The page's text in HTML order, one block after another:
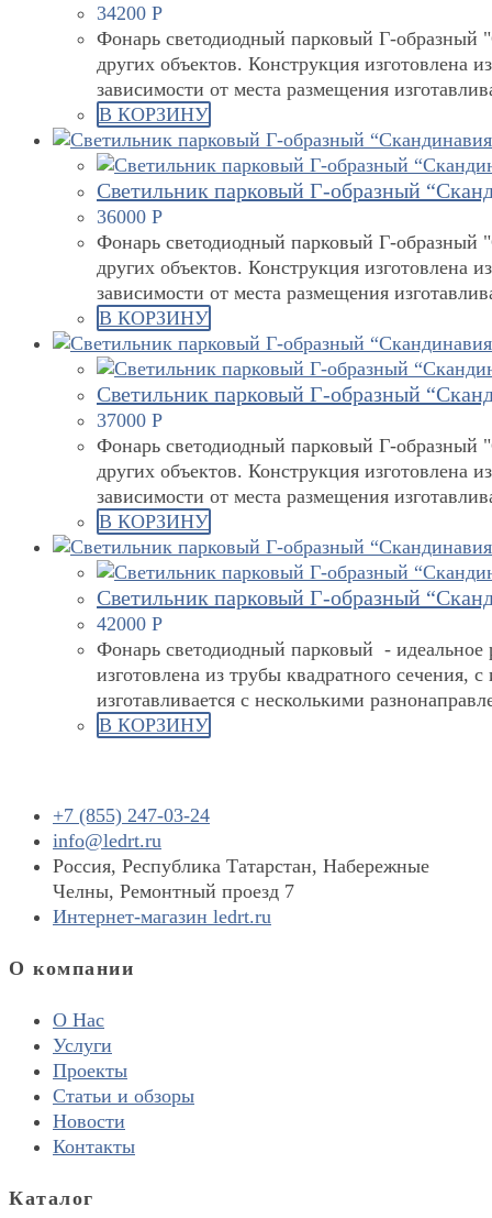
34200 Р
Фонарь светодиодный парковый Г-образный
других объектов. Конструкция изготовлена
зависимости от места размещения
В КОРЗИНУ
Светильник парковый Г-образный
36000 Р
Фонарь светодиодный парковый Г-образный
других объектов. Конструкция изготовлена
зависимости от места размещения
В КОРЗИНУ
Светильник парковый Г-образный
37000 Р
Фонарь светодиодный парковый Г-образный
других объектов. Конструкция изготовлена
зависимости от места размещения
В КОРЗИНУ
Светильник парковый Г-образный
42000 Р
Фонарь светодиодный парковый - идеальное
изготовлена из трубы квадратного сечения,
изготавливается с несколькими
В КОРЗИНУ
+7 (855) 247-03-24
info@ledrt.ru
Россия, Республика Татарстан, Набережные
Челны, Ремонтный проезд 7
Интернет-магазин ledrt.ru
О компании
О Нас
Услуги
Проекты
Статьи и обзоры
Новости
Контакты
Каталог